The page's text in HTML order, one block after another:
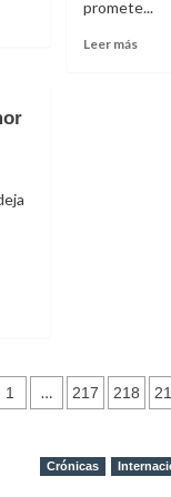
promete...
Leer más
1 … 217 218
Crónicas